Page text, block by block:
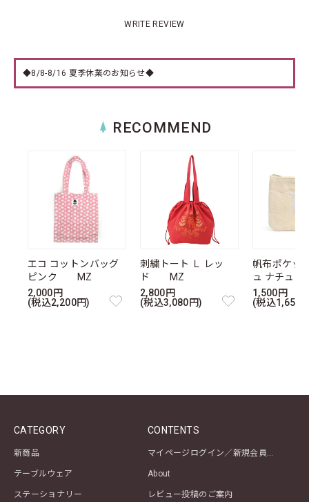
WRITE REVIEW
◆8/8-8/16 夏季休業のお知らせ◆
RECOMMEND
エコ コットンバッグ
ピンク MZ
2,000円
(税込2,200円)
刺繍トート Ｌ レッ
ド MZ
2,800円
(税込3,080円)
帆布ポケッ
ュ ナチュ
1,500円
(税込1,650
CATEGORY
新商品
テーブルウェア
ステーショナリー
CONTENTS
About
レビュー投稿のご案内